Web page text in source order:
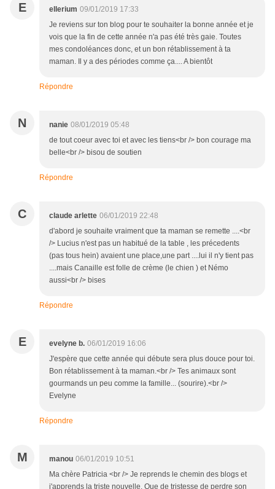
E ellerium 09/01/2019 17:33
Je reviens sur ton blog pour te souhaiter la bonne année et je
vois que la fin de cette année n'a pas été très gaie. Toutes
mes condoléances donc, et un bon rétablissement à ta
maman. Il y a des périodes comme ça.... A bientôt
Répondre
N nanie 08/01/2019 05:48
de tout coeur avec toi et avec les tiens<br /> bon courage ma
belle<br /> bisou de soutien
Répondre
C claude arlette 06/01/2019 22:48
d'abord je souhaite vraiment que ta maman se remette ....<br
/> Lucius n'est pas un habitué de la table , les précedents
(pas tous hein) avaient une place,une part ....lui il n'y tient pas
....mais Canaille est folle de crème (le chien ) et Némo
aussi<br /> bises
Répondre
E evelyne b. 06/01/2019 16:06
J'espère que cette année qui débute sera plus douce pour toi.
Bon rétablissement à ta maman.<br /> Tes animaux sont
gourmands un peu comme la famille... (sourire).<br />
Evelyne
Répondre
M manou 06/01/2019 10:51
Ma chère Patricia <br /> Je reprends le chemin des blogs et
j'apprends la triste nouvelle. Que de tristesse de perdre son